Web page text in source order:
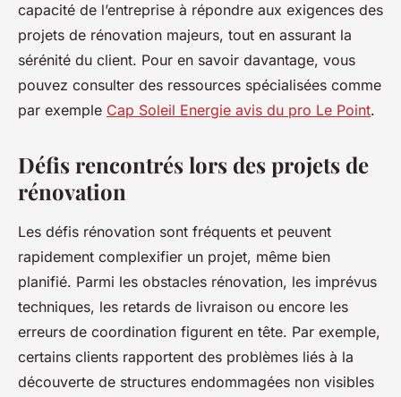
capacité de l’entreprise à répondre aux exigences des
projets de rénovation majeurs, tout en assurant la
sérénité du client. Pour en savoir davantage, vous
pouvez consulter des ressources spécialisées comme
par exemple Cap Soleil Energie avis du pro Le Point.
Défis rencontrés lors des projets de
rénovation
Les défis rénovation sont fréquents et peuvent
rapidement complexifier un projet, même bien
planifié. Parmi les obstacles rénovation, les imprévus
techniques, les retards de livraison ou encore les
erreurs de coordination figurent en tête. Par exemple,
certains clients rapportent des problèmes liés à la
découverte de structures endommagées non visibles